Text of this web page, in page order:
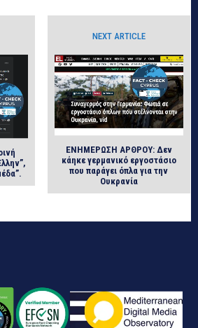
NEXT ARTICLE
ΕΝΗΜΕΡΩΣΗ ΑΡΘΡΟΥ: Δεν
κάηκε γερμανικό εργοστάσιο
που παράγει όπλα για την
Ουκρανία